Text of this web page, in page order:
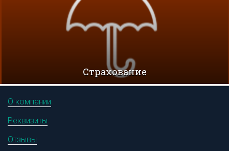
Cтрахование
О компании
Реквизиты
Отзывы